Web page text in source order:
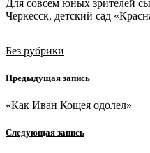
Для совсем юных зрителей
Черкесск, детский сад
Без рубрики
Предыдущая запись
«Как Иван Кощея одолел»
Следующая запись